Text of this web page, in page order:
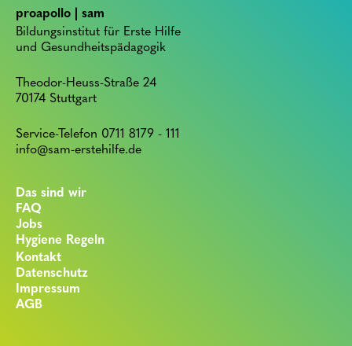
proapollo | sam
Bildungsinstitut für Erste Hilfe
und Gesundheitspädagogik
Theodor-Heuss-Straße 24
70174 Stuttgart
Service-Telefon 0711 8179 - 111
info@sam-erstehilfe.de
Das sind wir
FAQ
Jobs
Hygiene Regeln
Kontakt
Datenschutz
Impressum
AGB